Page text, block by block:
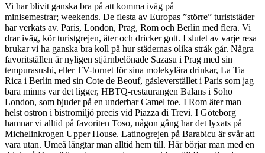
Vi har blivit ganska bra på att komma iväg på
minisemestrar; weekends. De flesta av Europas ”större” turiststäder
har verkats av. Paris, London, Prag, Rom och Berlin med flera. Vi
drar iväg, kör turistgrejen, äter och dricker gott. I slutet av varje resa
brukar vi ha ganska bra koll på hur städernas olika stråk går. Några
favoritställen är nyligen stjärnbelönade Sazasu i Prag med sin
tempurasushi, eller TV-tornet för sina molekylära drinkar, La Tia
Rica i Berlin med sin Cote de Beouf, gåsleverstället i Paris som jag
bara minns var det ligger, HBTQ-restaurangen Balans i Soho
London, som bjuder på en underbar Camel toe. I Rom äter man
helst ostron i bistromiljö precis vid Piazza di Trevi. I Göteborg
hamnar vi alltid på favoriten Toso, någon gång har det lyxats på
Michelinkrogen Upper House. Latinogrejen på Barabicu är svår att
vara utan. Umeå längtar man alltid hem till. Här börjar man med en